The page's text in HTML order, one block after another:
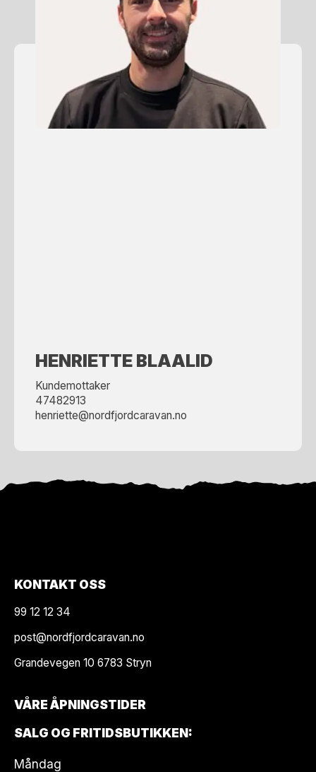
HENRIETTE BLAALID
Kundemottaker
47482913
henriette@nordfjordcaravan.no
KONTAKT OSS
99 12 12 34
post@nordfjordcaravan.no
Grandevegen 10 6783 Stryn
VÅRE ÅPNINGSTIDER
SALG OG FRITIDSBUTIKKEN:
Måndag